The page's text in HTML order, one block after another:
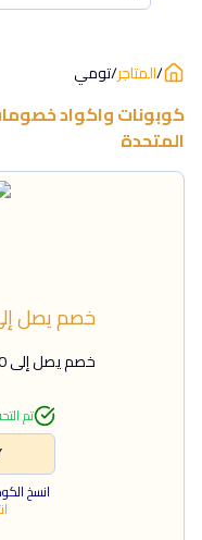
/المتاجر/تومي
كوبونات واكواد
المتحدة
خصم يصل إلى
خصم يصل إلى 20% على عروض تومي
تم
انسخ